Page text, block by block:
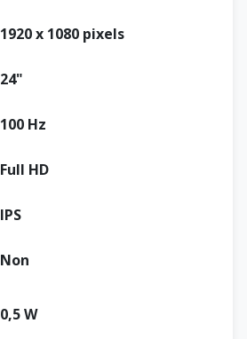
1920 x 1080 pixels
24"
100 Hz
Full HD
IPS
Non
0,5 W